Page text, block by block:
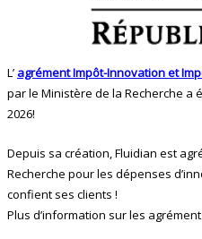
L’ agrément Impôt-Innovation et
par le Ministère de la Recherche a
2026!
Depuis sa création, Fluidian est
Recherche pour les dépenses
confient ses clients !
Plus d’information sur les